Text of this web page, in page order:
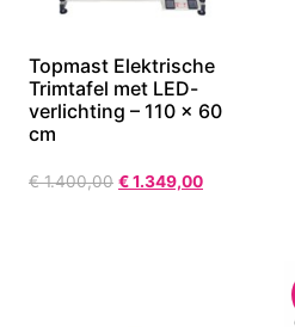
Topmast Elektrische
Trimtafel met LED-
verlichting – 110 × 60
cm
€1.400,00 €1.349,00